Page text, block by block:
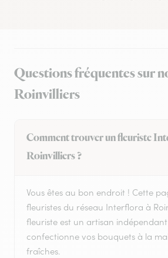
Questions fréquentes sur
Roinvilliers
Comment trouver un fleuriste
Roinvilliers ?
Vous êtes au bon endroit ! Cette
fleuristes du réseau Interflora à
fleuriste est un artisan
confectionne vos bouquets à la
fraîches.